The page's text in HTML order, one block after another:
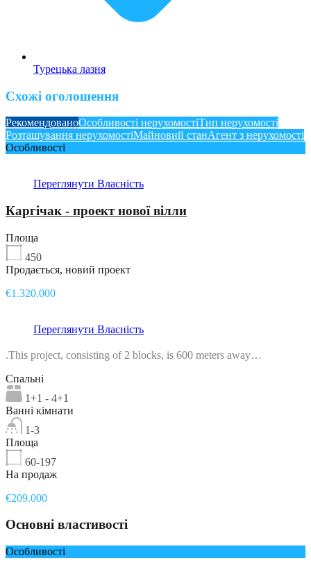
Турецька лазня
Схожі оголошення
РекомендованоОсобливості нерухомостіТип нерухомості
Розташування нерухомостіМайновий станАгент з нерухомості
Особливості
Переглянути Власність
Каргічак - проект нової вілли
Площа
450
Продається, новий проект
€1.320.000
Переглянути Власність
.This project, consisting of 2 blocks, is 600 meters away…
Спальні
1+1 - 4+1
Ванні кімнати
1-3
Площа
60-197
На продаж
€209.000
Основні властивості
Особливості